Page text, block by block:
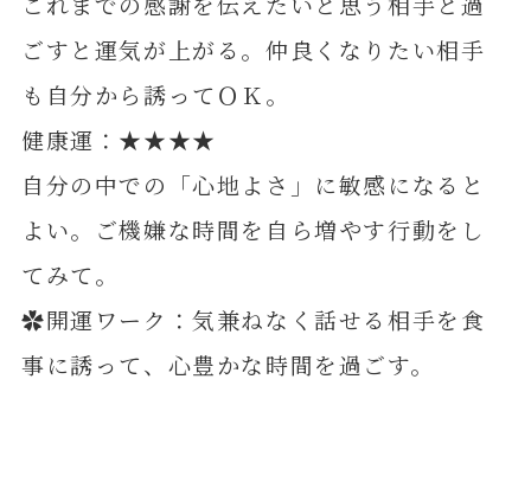
ごすと運気が上がる。仲良くなりたい相手
も自分から誘ってＯＫ。
健康運：★★★★
自分の中での「心地よさ」に敏感になると
よい。ご機嫌な時間を自ら増やす行動をし
てみて。
✿開運ワーク：気兼ねなく話せる相手を食
事に誘って、心豊かな時間を過ごす。